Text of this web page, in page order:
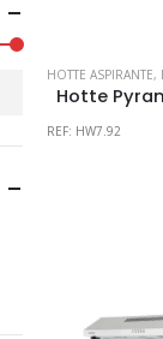
HOTTE ASPIRANTE,
REF: HW7.92